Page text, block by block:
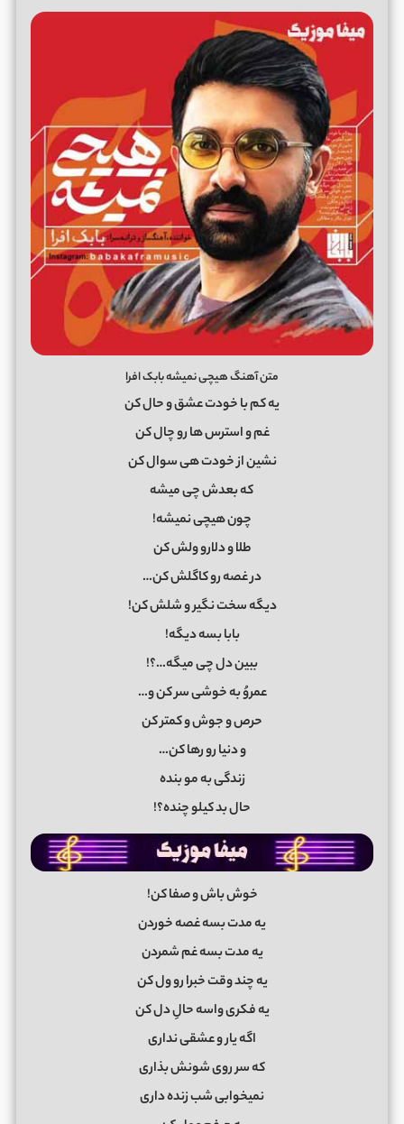
متن آهنگ هیچی نمیشه بابک افرا
یه کم با خودت عشق و حال کن
غم و استرس ها رو چال کن
نشین از خودت هی سوال کن
که بعدش چی میشه
چون هیچی نمیشه!
طلا و دلارو ولش کن
در غصه رو کاگلش کن…
دیگه سخت نگیر و شلش کن!
بابا بسه دیگه!
ببین دل چی میگه…؟!
عمروُ به خوشی سر کن و…
حرص و جوش و کمتر کن
و دنیا رو رها کن…
زندگی به مو بنده
حال بد کیلو چنده؟!
خوش باش و صفا کن!
یه مدت بسه غصه خوردن
یه مدت بسه غم شمردن
یه چند وقت خبرا رو ول کن
یه فکری واسه حالِ دل کن
اگه یار و عشقی نداری
که سر روی شونش بذاری
نمیخوابی شب زنده داری